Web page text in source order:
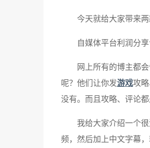
今天就给大家带来
自媒体平台利润分享
网上所有的博主都
呢？他们让你发游戏攻
没有。而且攻略、评论
我给大家介绍一个
频，然后加上中文字幕